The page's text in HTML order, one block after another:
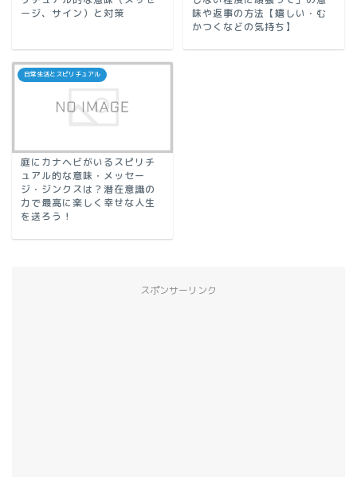
ージ、サイン）と対策
味や返事の方法【嬉しい・む
かつくなどの気持ち】
日常生活とスピリチュアル
庭にカナヘビがいるスピリチ
ュアル的な意味・メッセー
ジ・ジンクスは？潜在意識の
力で最高に楽しく幸せな人生
を送ろう！
スポンサーリンク